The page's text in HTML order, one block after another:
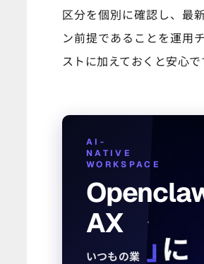
区分を個別に確認し、最
ン前提であることを運用
ストに加えておくと安心で
AI-
NATIVE
WORKSPACE
AX
いつもの業